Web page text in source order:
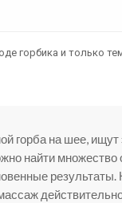
горбика и только
горба на шее,
найти множество
результаты.